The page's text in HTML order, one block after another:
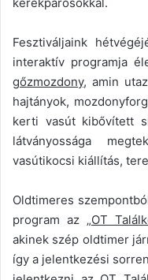
Fesztiváljaink
interaktív programja
gőzmozdony, amin
hajtányok,
kerti vasút kibővített
látványossága
vasútikocsi kiállítás,
Oldtimeres
program az „OT
akinek szép oldtimer
így a jelentkezési